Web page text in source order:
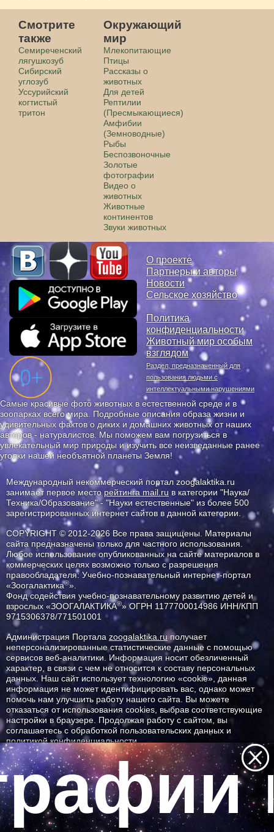
Смотрите
также
Семиреченский
лягушкозуб
Сибирский
углозуб
Уссурийский
когтистый
тритон
Окружающий
мир
Млекопитающие
Птицы
Рассказы о
животных
Для детей
Рептилии
(Пресмыкающиеся)
Амфибии
(Земноводные)
Рыбы
Беспозвоночные
Золотые
фотографии
Видео о
животных
Животные
континентов
Звуки животных
О проекте
Партнеры и авторы
Новости
Сельское хозяйство
Политика
конфиденциальности
Животный мир особым
взглядом
Раздел, предназначенный для
пользования людьми с
интеллектуальными нарушениями
Самые красивые фото животных в естественной среде и в
зоопарках всего мира. Подробные описания образа жизни и
удивительных фактов о диких и домашних животных от наших
авторов - натуралистов. Мы поможем вам погрузиться в
увлекательный мир природы и изучить все неизведанные ранее
уголки нашей необъятной планеты Земля!
Международный некоммерческий портал zoogalaktika.ru
занимает первое месторейтинга mail.ru в категории "Наука/
Техника/Образование" - "Науки естественные" из более 500
зарегистрированных интернет сайтов в данной категории.
COPYRIGHT © 2012-2026 Все права защищены. Материалы
сайта предназначены только для частного использования.
Любое использование опубликованных на сайте материалов в
коммерческих целях возможно только с разрешения
правообладателя: Учебно-познавательный интернет-портал
«Зоогалактика®».
Фонд содействия учебно-познавательному развитию детей и
взрослых «ЗООГАЛАКТИКА®» ОГРН 1177700014986 ИНН/КПП
9715306378/771501001
Администрация Портала zoogalaktika.ruполучает
неперсонализированные статистические данные с помощью
сервисов веб-аналитики. Информация носит обезличенный
характер, в связи с чем не относится к составу персональных
данных. Наш сайт использует технологию «cookie», данная
информация не может идентифицировать вас, однако может
помочь нам улучшить работу нашего сайта. Вы можете
отказаться от использования cookies, выбрав соответствующие
настройки в браузере. Продолжая работу с сайтом, вы
соглашаетесь с обработкой пользовательских данных и
политикой конфиденциальности.
ID ресурса: 3507
Все самое интересное